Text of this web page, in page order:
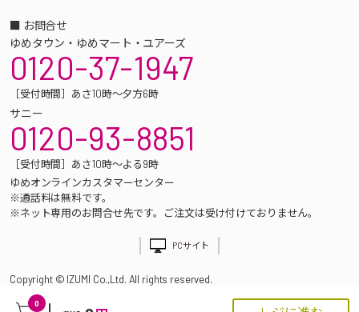
0
■ お問合せ
ゆめタウン・ゆめマート・ユアーズ
0120-37-1947
［受付時間］あさ10時～夕方6時
サニー
0120-93-8851
［受付時間］あさ10時～よる9時
ゆめオンラインカスタマーセンター
※通話料は無料です。
※ネット専用のお問合せ先です。ご注文は受け付けておりません。
PCサイト
Copyright © IZUMI Co.,Ltd. All rights reserved.